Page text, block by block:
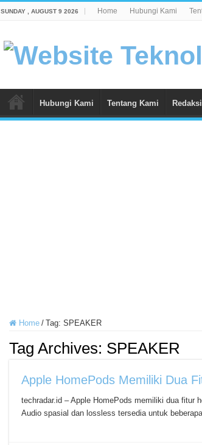
SUNDAY , AUGUST 9 2026 Home Hubungi Kami
Hubungi Kami Tentang Kami Redaksi
Home / Tag: SPEAKER
Tag Archives: SPEAKER
Apple HomePods Memiliki Dua
techradar.id – Apple HomePods memiliki dua fitur
Audio spasial dan lossless tersedia untuk